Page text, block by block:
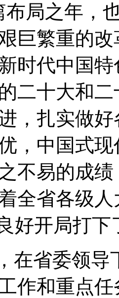
布局之年，
巨繁重的
时代中国
二十大和
，扎实做
，中国式
不易的成
全省各级
好开局打
在省委领导
作和重点